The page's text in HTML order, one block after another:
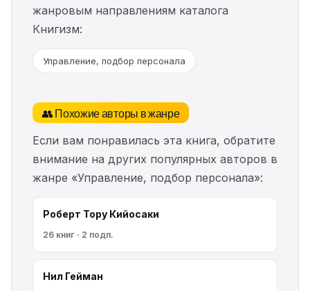
жанровым направлениям каталога
Книгизм:
Управление, подбор персонала
👥 Похожие авторы в жанре
Если вам понравилась эта книга, обратите
внимание на других популярных авторов в
жанре «Управление, подбор персонала»:
Роберт Тору Кийосаки
26 книг · 2 подп.
Нил Гейман